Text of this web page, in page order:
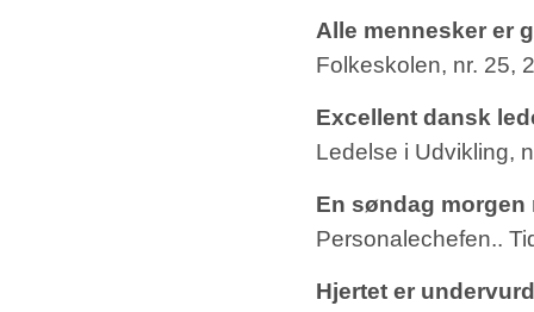
Alle mennesker er
Folkeskolen, nr. 25,
Excellent dansk
Ledelse i Udvikling,
En søndag
Personalechefen..
Hjertet er